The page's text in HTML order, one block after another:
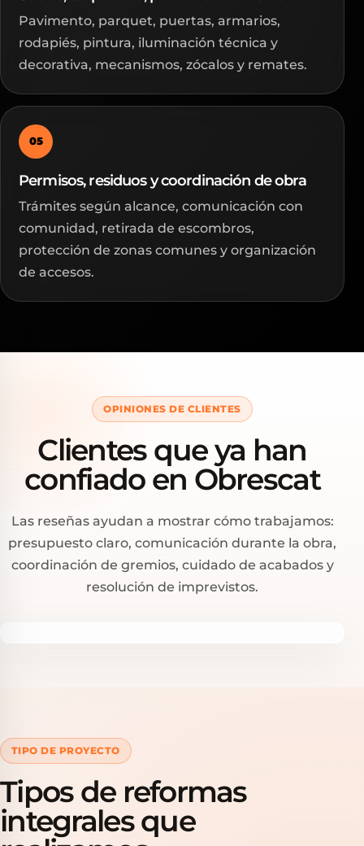
Pavimento, parquet, puertas, armarios,
rodapiés, pintura, iluminación técnica y
decorativa, mecanismos, zócalos y remates.
05
Permisos, residuos y coordinación de obra
Trámites según alcance, comunicación con
comunidad, retirada de escombros,
protección de zonas comunes y organización
de accesos.
OPINIONES DE CLIENTES
Clientes que ya han
confiado en Obrescat
Las reseñas ayudan a mostrar cómo trabajamos:
presupuesto claro, comunicación durante la obra,
coordinación de gremios, cuidado de acabados y
resolución de imprevistos.
TIPO DE PROYECTO
Tipos de reformas
integrales que